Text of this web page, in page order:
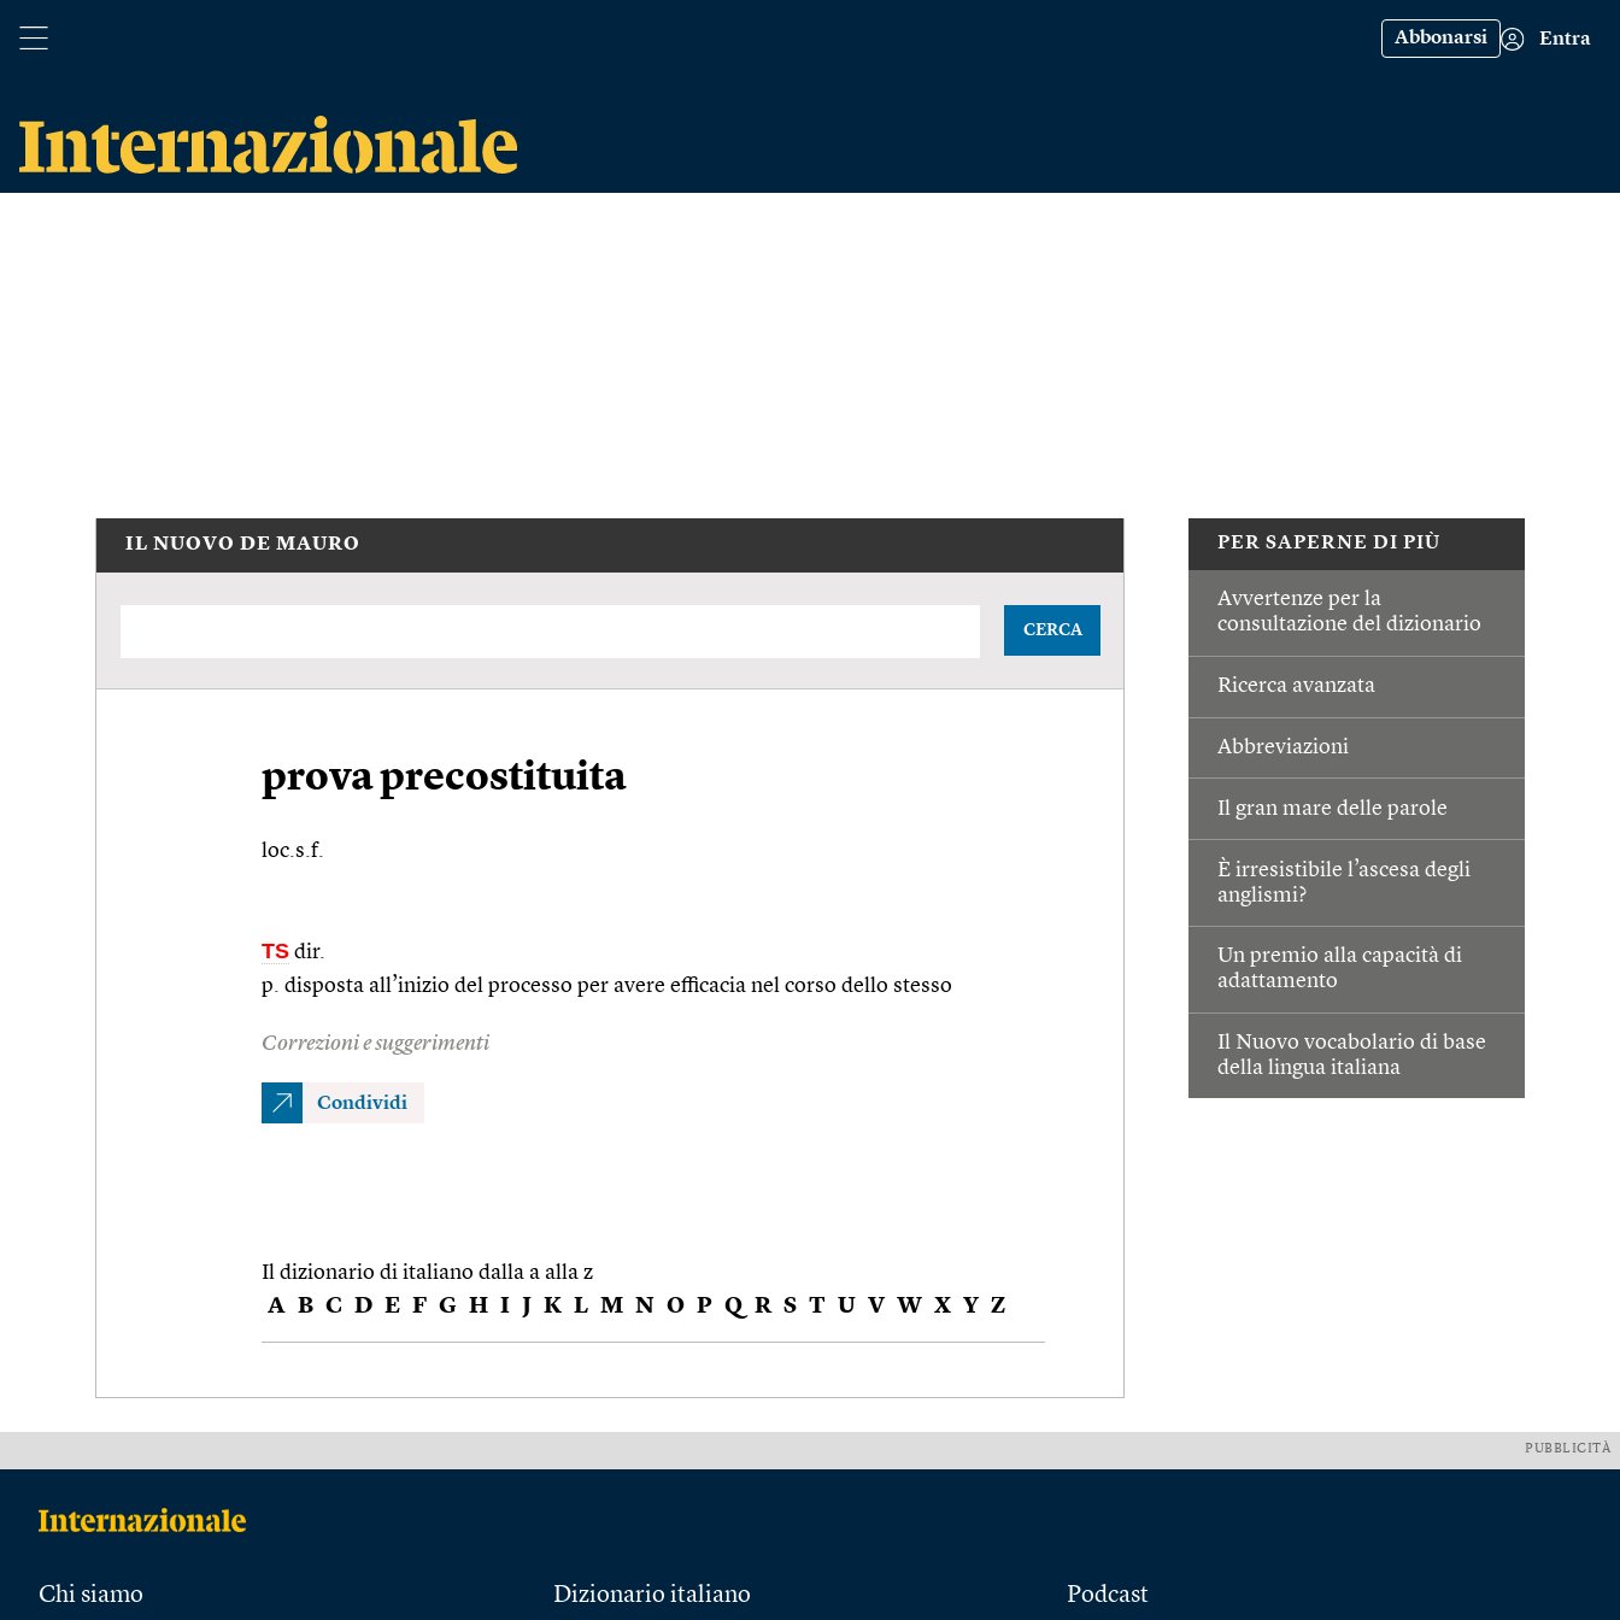
Abbonarsi Entra
PER SAPERNE DI PIÙ
Avvertenze per la
consultazione del dizionario
Ricerca avanzata
Abbreviazioni
Il gran mare delle parole
È irresistibile l’ascesa degli
anglismi?
Un premio alla capacità di
adattamento
Il Nuovo vocabolario di base
della lingua italiana
IL NUOVO DE MAURO
CERCA
prova precostituita
loc.s.f.
TS dir.
p. disposta all’inizio del processo per avere efficacia nel corso dello stesso
Correzioni e suggerimenti
Condividi
Il dizionario di italiano dalla a alla z
A B C D E F G H I J K L M N O P Q R S T U V W X Y Z
PUBBLICITÀ
Chi siamo Dizionario italiano Podcast